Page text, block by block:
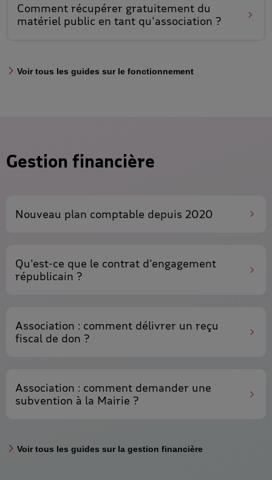
Comment récupérer gratuitement du
matériel public en tant qu'association ?
Voir tous les guides sur le fonctionnement
Gestion financière
Nouveau plan comptable depuis 2020
Qu'est-ce que le contrat d'engagement
républicain ?
Association : comment délivrer un reçu
fiscal de don ?
Association : comment demander une
subvention à la Mairie ?
Voir tous les guides sur la gestion financière